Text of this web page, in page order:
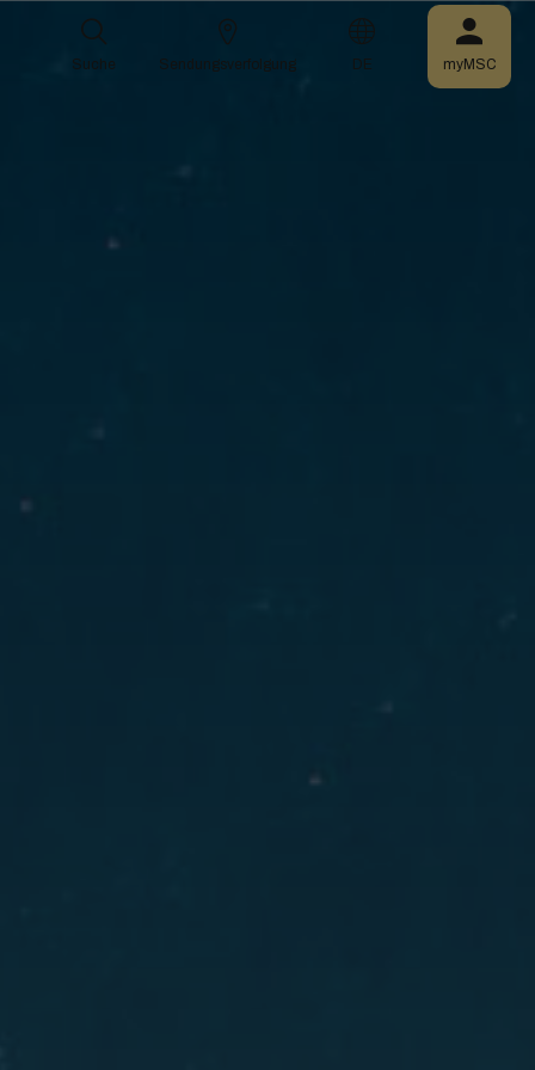
Suche Sendungsverfolgung DE myMSC